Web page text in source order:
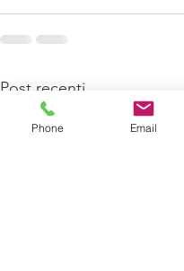
Post recenti
Phone Email